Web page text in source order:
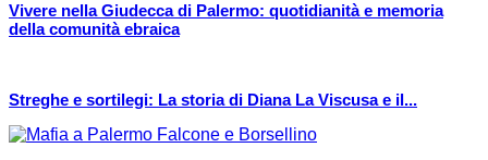
Vivere nella Giudecca di Palermo: quotidianità e memoria
della comunità ebraica
Streghe e sortilegi: La storia di Diana La Viscusa e il...